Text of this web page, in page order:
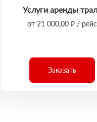
Услуги аренды
от 21 000,00 ₽ / рейс
Заказать